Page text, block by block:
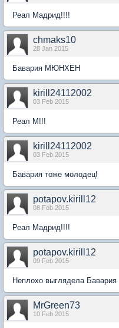
Реал Мадрид!!!!
chmaks10
28 Jan 2015
Бавария МЮНХЕН
kirill24112002
03 Feb 2015
Реал М!!!
kirill24112002
03 Feb 2015
Бавария тоже молодец!
potapov.kirill12
08 Feb 2015
Реал Мадрид!!!!
potapov.kirill12
09 Feb 2015
Неплохо выглядела Бавария
MrGreen73
10 Feb 2015